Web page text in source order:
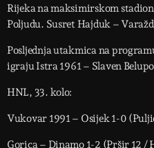
Rijeka na maksimirskom
Poljudu. Susret Hajduk –
Posljednja utakmica na
igraju Istra 1961 – Slaven
HNL, 33. kolo:
Vukovar 1991 – Osijek 1-0
Gorica – Dinamo 1-2 (Pršir 12 /